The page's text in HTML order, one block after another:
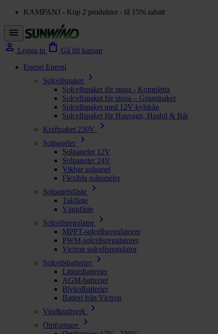
KAMPANJ - Köp 2 produkter - få 15% rabatt
menu
person Logga in shopping_bag Gå till kassan
Energi Energi
Solcellspaket
chevron_right
Solcellspaket för stuga - Kompletta
Solcellspaket för stuga – Grundpaket
Solcellspaket med 12V kylskåp
Solcellspaket för Husvagn, Husbil & Båt
Kraftpaket 230V
chevron_right
Solpaneler chevron_right
Solpaneler 12V
Solpaneler 24V
Vikbar solpanel
Flexibla solpaneler
Solpanelsfäste
chevron_right
Takfäste
Väggfäste
Solcellsregulator
chevron_right
MPPT-solcellsregulatorer
PWM-solcellsregulatorer
Victron solcellsregulator
Solcellsbatterier
chevron_right
Litiumbatterier
AGM-batterier
Blykolbatterier
Batteri från Victron
Vindkraftverk
chevron_right
Omformare chevron_right